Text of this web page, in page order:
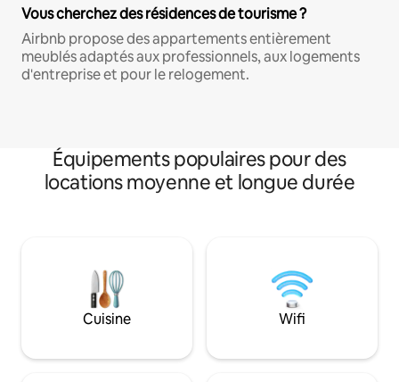
Vous cherchez des résidences de tourisme ?
Airbnb propose des appartements entièrement
meublés adaptés aux professionnels, aux logements
d'entreprise et pour le relogement.
Équipements populaires pour des
locations moyenne et longue durée
Cuisine Wifi